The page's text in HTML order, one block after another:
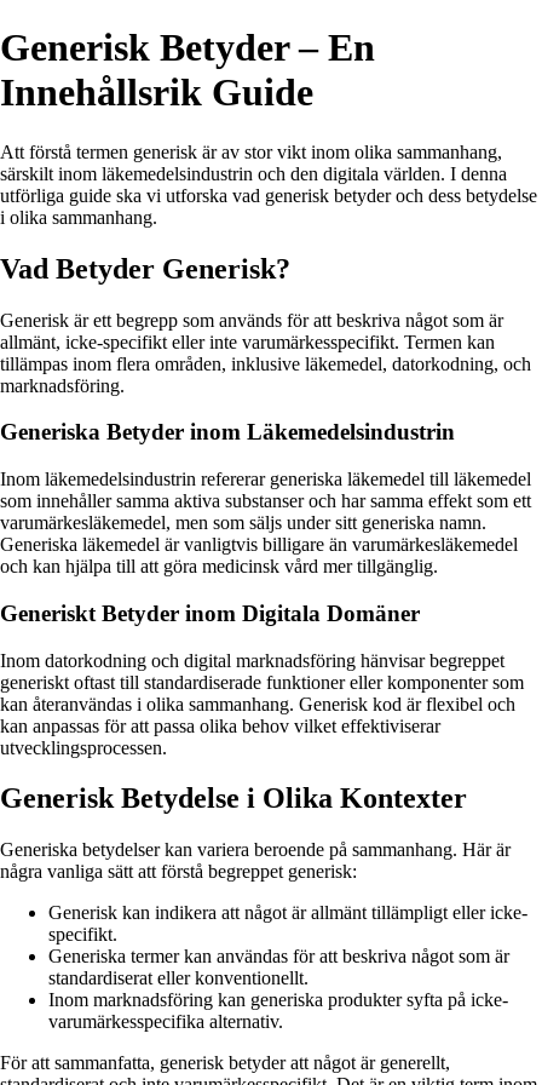
Generisk Betyder – En
Innehållsrik Guide
Att förstå termen generisk är av stor vikt inom olika sammanhang,
särskilt inom läkemedelsindustrin och den digitala världen. I denna
utförliga guide ska vi utforska vad generisk betyder och dess betydelse
i olika sammanhang.
Vad Betyder Generisk?
Generisk är ett begrepp som används för att beskriva något som är
allmänt, icke-specifikt eller inte varumärkesspecifikt. Termen kan
tillämpas inom flera områden, inklusive läkemedel, datorkodning, och
marknadsföring.
Generiska Betyder inom Läkemedelsindustrin
Inom läkemedelsindustrin refererar generiska läkemedel till läkemedel
som innehåller samma aktiva substanser och har samma effekt som ett
varumärkesläkemedel, men som säljs under sitt generiska namn.
Generiska läkemedel är vanligtvis billigare än varumärkesläkemedel
och kan hjälpa till att göra medicinsk vård mer tillgänglig.
Generiskt Betyder inom Digitala Domäner
Inom datorkodning och digital marknadsföring hänvisar begreppet
generiskt oftast till standardiserade funktioner eller komponenter som
kan återanvändas i olika sammanhang. Generisk kod är flexibel och
kan anpassas för att passa olika behov vilket effektiviserar
utvecklingsprocessen.
Generisk Betydelse i Olika Kontexter
Generiska betydelser kan variera beroende på sammanhang. Här är
några vanliga sätt att förstå begreppet generisk:
Generisk kan indikera att något är allmänt tillämpligt eller icke-
specifikt.
Generiska termer kan användas för att beskriva något som är
standardiserat eller konventionellt.
Inom marknadsföring kan generiska produkter syfta på icke-
varumärkesspecifika alternativ.
För att sammanfatta, generisk betyder att något är generellt,